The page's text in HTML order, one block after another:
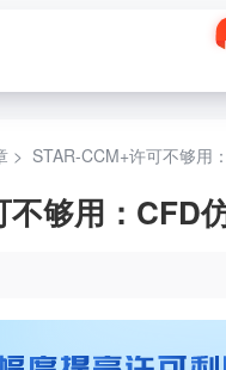
> STAR-CCM+许可不够用
够用：CFD